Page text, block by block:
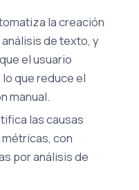
la creación
de texto, y
el usuario
que reduce el
manual.
las causas
con
por análisis de